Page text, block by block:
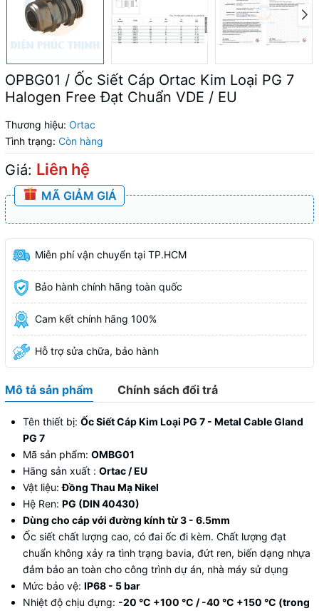
OPBG01 / Ốc Siết Cáp Ortac Kim Loại PG 7
Halogen Free Đạt Chuẩn VDE / EU
Thương hiệu: Ortac
Tình trạng: Còn hàng
Giá: Liên hệ
MÃ GIẢM GIÁ
Miễn phí vận chuyển tại TP.HCM
Bảo hành chính hãng toàn quốc
Cam kết chính hãng 100%
Hỗ trợ sửa chữa, bảo hành
Mô tả sản phẩm Chính sách đổi trả
Tên thiết bị: Ốc Siết Cáp Kim Loại PG 7 - Metal Cable Gland
PG 7
Mã sản phẩm: OMBG01
Hãng sản xuất : Ortac / EU
Vật liệu:Đồng Thau Mạ Nikel
Hệ Ren: PG (DIN 40430)
Dùng cho cáp với đường kính từ 3 - 6.5mm
Ốc siết chất lượng cao, có đai ốc đi kèm. Chất lượng đạt
chuẩn không xảy ra tình trạng bavia, đứt ren, biến dạng nhựa
đảm bảo an toàn cho công trình dự án, nhà máy sử dụng
Mức bảo vệ: IP68 - 5 bar
Nhiệt độ chịu đựng: -20 °C +100 °C / -40 °C +150 °C (trong